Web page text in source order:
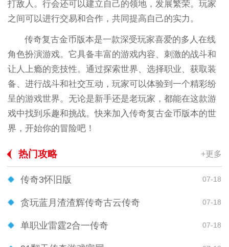
打敌人。行会还可以建立自己的领地，发展繁荣。玩家
之间可以进行交易和合作，共同提高自己的实力。
传奇复古金币版本是一款深受玩家喜爱的多人在线
角色扮演游戏。它具备丰富的游戏内容、刺激的战斗和
让人上瘾的竞技性。通过探索世界、选择职业、获取装
备、进行战斗和社交互动，玩家可以体验到一个精彩纷
呈的游戏世界。无论是新手还是老玩家，都能在这款游
戏中找到乐趣和挑战。快来加入传奇复古金币版本的世
界，开始你的冒险吧！
热门攻略 +更多
传奇3怀旧版 07-18
贪玩蓝月渣渣辉传奇古云传奇 07-18
单职业雷霆2合一传奇 07-18